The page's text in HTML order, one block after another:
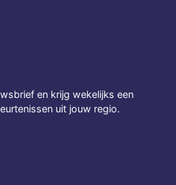
en krijg wekelijks een
uit jouw regio.